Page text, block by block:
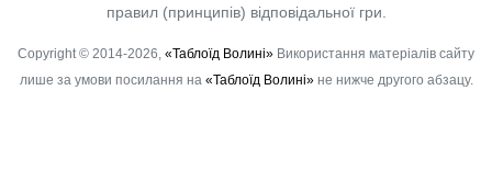
правил (принципів) відповідальної гри.
Copyright © 2014-2026, «Таблоїд Волині» Використання матеріалів сайту
лише за умови посилання на «Таблоїд Волині»не нижче другого абзацу.